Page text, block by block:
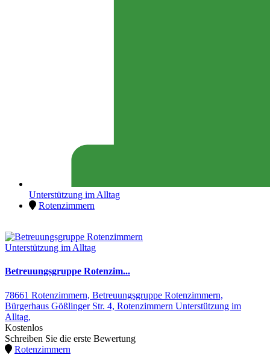
Unterstützung im Alltag
Rotenzimmern
Unterstützung im Alltag
Betreuungsgruppe Rotenzim...
78661 Rotenzimmern, Betreuungsgruppe Rotenzimmern,
Bürgerhaus Gößlinger Str. 4, Rotenzimmern Unterstützung im
Alltag,
Kostenlos
Schreiben Sie die erste Bewertung
Rotenzimmern